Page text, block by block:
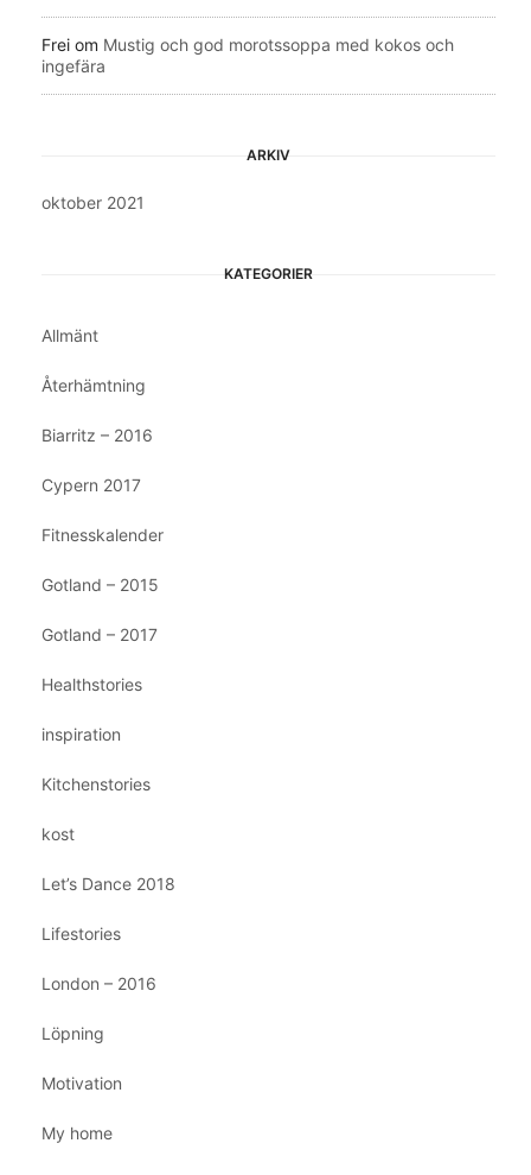
Frei om Mustig och god morotssoppa med kokos och
ingefära
ARKIV
oktober 2021
KATEGORIER
Allmänt
Återhämtning
Biarritz – 2016
Cypern 2017
Fitnesskalender
Gotland – 2015
Gotland – 2017
Healthstories
inspiration
Kitchenstories
kost
Let’s Dance 2018
Lifestories
London – 2016
Löpning
Motivation
My home